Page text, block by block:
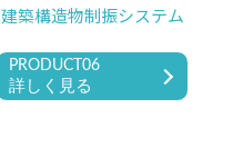
建築構造物制振システム
PRODUCT06
詳しく見る